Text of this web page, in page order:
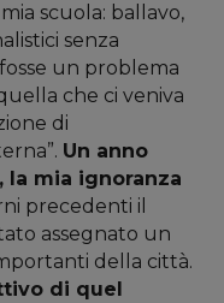
scuola: ballavo,
senza
un problema
che ci veniva
di
Un anno
mia ignoranza
precedenti il
assegnato un
della città.
di quel